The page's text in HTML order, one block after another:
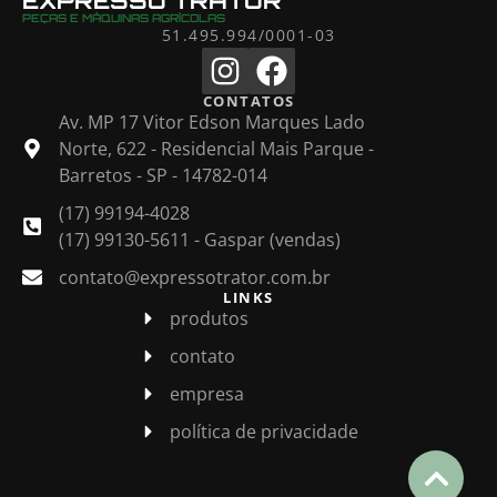
PEÇAS E MÁQUINAS AGRÍCOLAS
51.495.994/0001-03
CONTATOS
Av. MP 17 Vitor Edson Marques Lado
Norte, 622 - Residencial Mais Parque -
Barretos - SP - 14782-014
(17) 99194-4028
(17) 99130-5611 - Gaspar (vendas)
contato@expressotrator.com.br
LINKS
produtos
contato
empresa
política de privacidade